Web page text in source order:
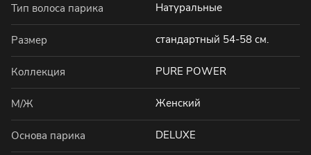
Тип волоса парика Натуральные
Размер стандартный 54-58 см.
Коллекция PURE POWER
М/Ж Женский
Основа парика DELUXE